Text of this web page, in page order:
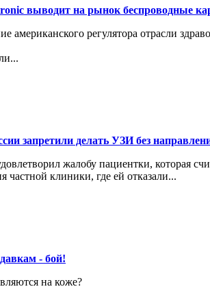
выводит на рынок беспроводные
американского регулятора отрасли
запретили делать УЗИ без
жалобу пациентки, которая
частной клиники, где ей отказали...
- бой!
на коже?